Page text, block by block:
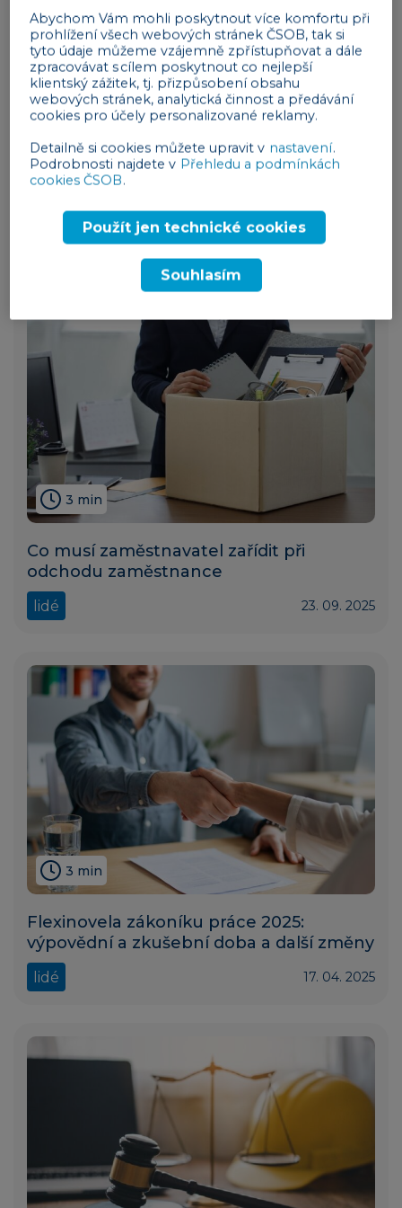
3 min
Kdy má zaměstnanec nárok na
30. 07. 2026
3 min
Co musí zaměstnavatel zařídit při
odchodu zaměstnance
lidé 23. 09. 2025
3 min
Flexinovela zákoníku práce 2025:
výpovědní a zkušební doba a další změny
lidé 17. 04. 2025
Abychom Vám mohli poskytnout více komfortu při
prohlížení všech webových stránek ČSOB, tak si
tyto údaje můžeme vzájemně zpřístupňovat a dále
zpracovávat s cílem poskytnout co nejlepší
klientský zážitek, tj. přizpůsobení obsahu
webových stránek, analytická činnost a předávání
cookies pro účely personalizované reklamy.
Detailně si cookies můžete upravit v nastavení.
Podrobnosti najdete v Přehledu a podmínkách
cookies ČSOB.
Použít jen technické cookies
Souhlasím